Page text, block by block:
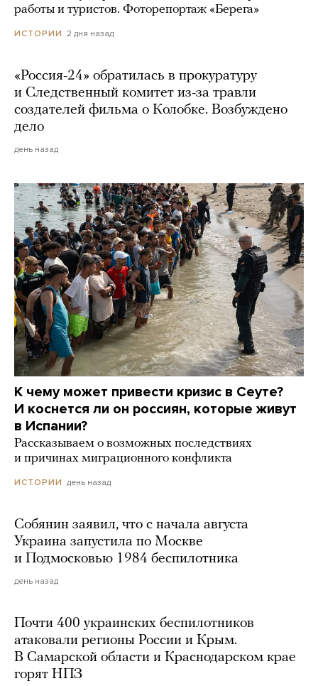
работы и туристов. Фоторепортаж «Берега»
ИСТОРИИ 2 дня назад
«Россия-24» обратилась в прокуратуру
и Следственный комитет из-за травли
создателей фильма о Колобке. Возбуждено
дело
день назад
К чему может привести кризис в Сеуте?
И коснется ли он россиян, которые живут
в Испании?
Рассказываем о возможных последствиях
и причинах миграционного конфликта
ИСТОРИИ день назад
Собянин заявил, что с начала августа
Украина запустила по Москве
и Подмосковью 1984 беспилотника
день назад
Почти 400 украинских беспилотников
атаковали регионы России и Крым.
В Самарской области и Краснодарском крае
горят НПЗ